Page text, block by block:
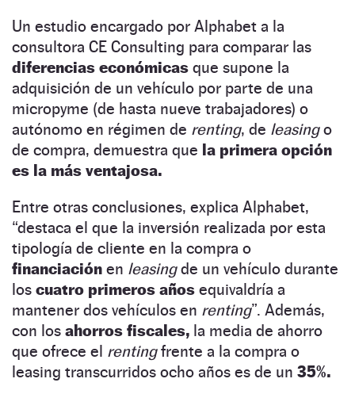
Un estudio encargado por Alphabet a la
consultora CE Consulting para comparar las
diferencias económicas que supone la
adquisición de un vehícu­lo por parte de una
micropyme (de hasta nueve trabajadores) o
autónomo en régimen de renting, de leasingo
de compra, demuestra que la primera opción
es la más ventajosa.
Entre otras conclusiones, explica Alphabet,
“destaca el que la inversión realizada por esta
tipología de cliente en la compra o
financiación en leasingde un vehículo durante
los cuatro primeros años equivaldría a
mantener dos vehículos en renting”. Además,
con los ahorros fiscales, la media de ahorro
que ofrece el rentingfrente a la compra o
leasing transcurridos ocho años es de un 35%.